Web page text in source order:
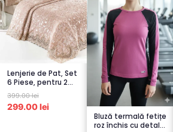
Lenjerie de Pat, Set
6 Piese, pentru 2
persoana, CAPUCI...
399.00 lei
299.00 lei
Bluză termală fetițe
roz închis cu detalii